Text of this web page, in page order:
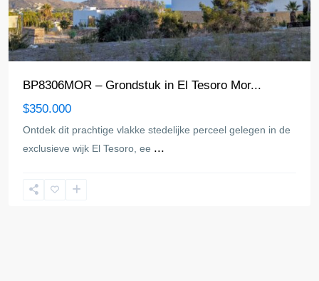
BP8306MOR – Grondstuk in El Tesoro Mor...
$350.000
Ontdek dit prachtige vlakke stedelijke perceel gelegen in de
exclusieve wijk El Tesoro, ee ...